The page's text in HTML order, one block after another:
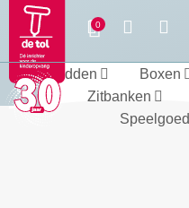
Bedden Boxen
Zitbanken
Speelgoed